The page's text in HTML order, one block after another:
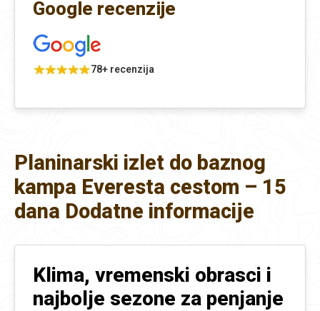
Google recenzije
78+ recenzija
Planinarski izlet do baznog
kampa Everesta cestom – 15
dana Dodatne informacije
Klima, vremenski obrasci i
najbolje sezone za penjanje